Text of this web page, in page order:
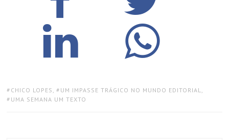
TAGS:
CHICO LOPES , UM IMPASSE TRÁGICO NO MUNDO EDITORIAL,
UMA SEMANA UM TEXTO